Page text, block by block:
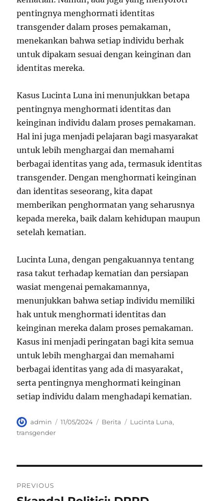
pentingnya menghormati identitas
transgender dalam proses pemakaman,
menekankan bahwa setiap individu berhak
untuk dipakam sesuai dengan keinginan dan
identitas mereka.
Kasus Lucinta Luna ini menunjukkan betapa
pentingnya menghormati identitas dan
keinginan individu dalam proses pemakaman.
Hal ini juga menjadi pelajaran bagi masyarakat
untuk lebih menghargai dan memahami
berbagai identitas yang ada, termasuk identitas
transgender. Dengan menghormati keinginan
dan identitas seseorang, kita dapat
memberikan penghormatan yang seharusnya
kepada mereka, baik dalam kehidupan maupun
setelah kematian.
Lucinta Luna, dengan pengakuannya tentang
rasa takut terhadap kematian dan persiapan
wasiat mengenai pemakamannya,
menunjukkan bahwa setiap individu memiliki
hak untuk menghormati identitas dan
keinginan mereka dalam proses pemakaman.
Kasus ini menjadi peringatan bagi kita semua
untuk lebih menghargai dan memahami
berbagai identitas yang ada di masyarakat,
serta pentingnya menghormati keinginan
setiap individu dalam menghadapi kematian.
Author
admin
Posted
11/05/2024 Categories
Berita Tags
Lucinta Luna,
transgender
pos
PREVIOUS